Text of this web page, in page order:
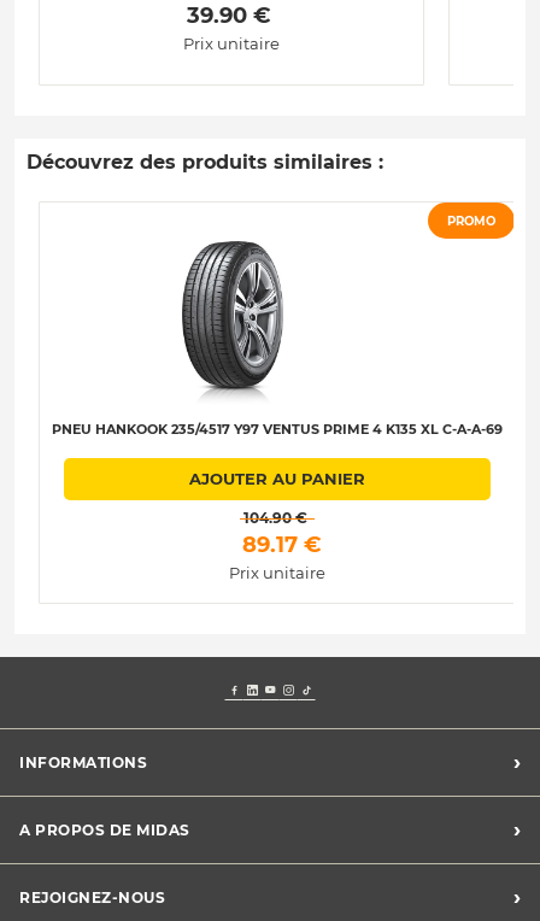
39.90 €
Prix unitaire
Découvrez des produits similaires :
PROMO
PNEU HANKOOK 235/4517 Y97 VENTUS PRIME 4 K135 XL C-A-A-69
AJOUTER AU PANIER
104.90 €
89.17 €
Prix unitaire
INFORMATIONS ›
Charte des cookies
Charte des données personnelles
CGV
A PROPOS DE MIDAS ›
Midas France
REJOIGNEZ-NOUS ›